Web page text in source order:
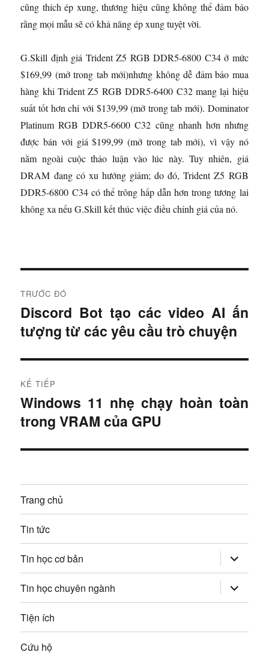
cũng thích ép xung, thương hiệu cũng không thể đảm bảo
rằng mọi mẫu sẽ có khả năng ép xung tuyệt vời.
G.Skill định giá Trident Z5 RGB DDR5-6800 C34 ở mức
$169,99 (mở trong tab mới)nhưng không dễ đảm bảo mua
hàng khi Trident Z5 RGB DDR5-6400 C32 mang lại hiệu
suất tốt hơn chỉ với $139,99(mở trong tab mới). Dominator
Platinum RGB DDR5-6600 C32 cũng nhanh hơn nhưng
được bán với giá $199,99 (mở trong tab mới), vì vậy nó
nằm ngoài cuộc thảo luận vào lúc này. Tuy nhiên, giá
DRAM đang có xu hướng giảm; do đó, Trident Z5 RGB
DDR5-6800 C34 có thể trông hấp dẫn hơn trong tương lai
không xa nếu G.Skill kết thúc việc điều chỉnh giá của nó.
i
ề
u
h
ư
g
b
à
i
v
i
ế
TRƯỚC ĐÓ
B
à
t
r
ư
ớ
c
:
Discord Bot tạo các video AI ấn
tượng từ các yêu cầu trò chuyện
KẾ TIẾP
B
à
t
ế
p
Windows 11 nhẹ chạy hoàn toàn
trong VRAM của GPU
Trang chủ
Tin tức
Tin học cơ bản mở
rộng
trình
đơn
con
Tin học chuyên ngành mở
rộng
trình
Tiện ích
Cứu hộ